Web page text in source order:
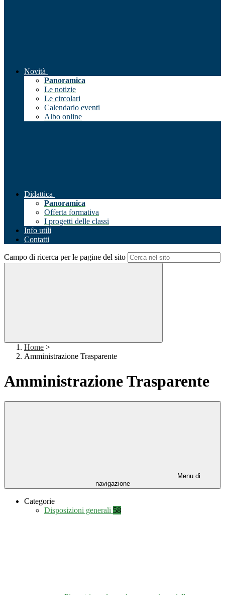
Novità
Panoramica
Le notizie
Le circolari
Calendario eventi
Albo online
Didattica
Panoramica
Offerta formativa
I progetti delle classi
Info utili
Contatti
Campo di ricerca per le pagine del sito
Home >
Amministrazione Trasparente
Amministrazione Trasparente
Menu di
navigazione
Categorie
Disposizioni generali 58